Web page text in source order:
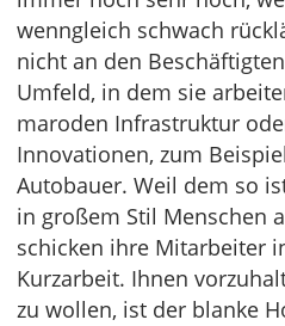
wenngleich schwach
nicht an den
Umfeld, in dem sie
maroden Infrastruktur
Innovationen, zum
Autobauer. Weil dem so
in großem Stil Menschen
schicken ihre Mitarbeiter
Kurzarbeit. Ihnen
zu wollen, ist der blanke